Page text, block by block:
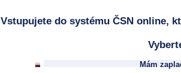
Vstupujete do systému ČSN online,
Mám